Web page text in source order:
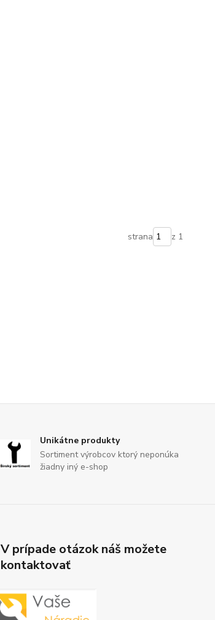
strana z 1
Unikátne produkty
Sortiment výrobcov ktorý neponúka
žiadny iný e-shop
V prípade otázok náš možete
kontaktovať